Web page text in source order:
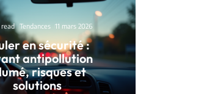
Tendances 11 mars 2026
en sécurité :
antipollution
risques et
solutions